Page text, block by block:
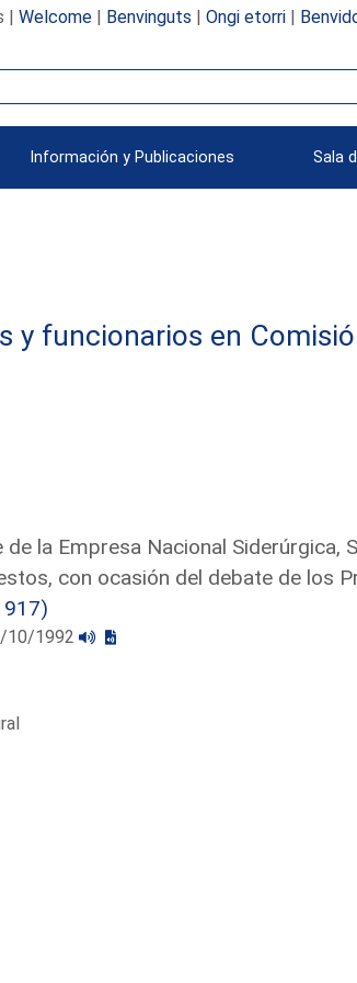
| Welcome| Benvinguts | Ongi etorri|
Información y Publicaciones Sala
y funcionarios en
la Empresa Nacional Siderúrgica,
con ocasión del debate de los
10/1992